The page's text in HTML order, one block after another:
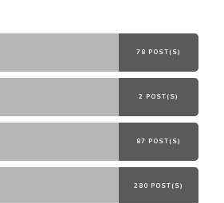
78 POST(S)
2 POST(S)
87 POST(S)
280 POST(S)